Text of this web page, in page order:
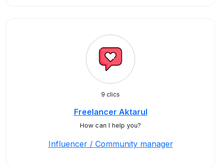
9 clics
Freelancer Aktarul
How can I help you?
Influencer / Community manager